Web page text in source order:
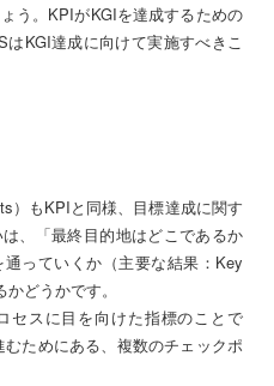
う。KPIがKGIを達成するための
KGI達成に向けて実施すべきこ
）もKPIと同様、目標達成に関す
、「最終目的地はどこであるか
通っていくか（主要な結果：Key
どうかです。
セスに目を向けた指標のことで
ためにある、複数のチェックポ